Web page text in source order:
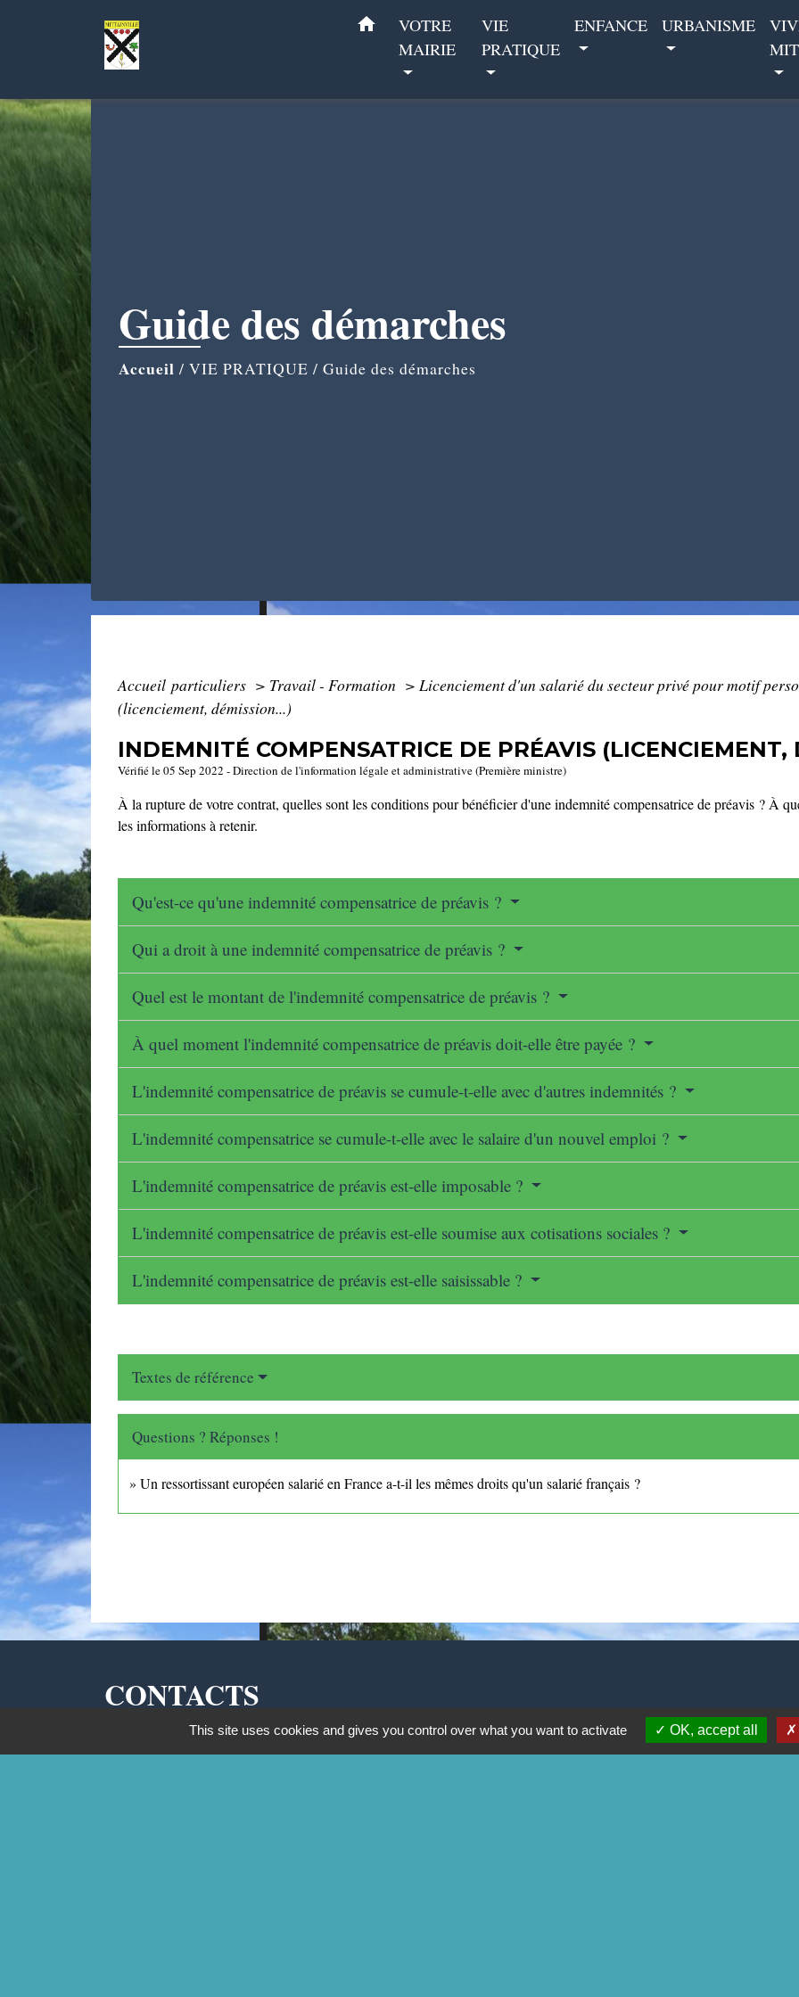
home
VOTRE
MAIRIE
VIE
PRATIQUE
ENFANCE URBANISME
Guide des démarches
Accueil / VIE PRATIQUE / Guide des démarches
Accueil particuliers > Travail - Formation > Licenciement d'un salarié du secteur privé pour motif
(licenciement, démission...)
INDEMNITÉ COMPENSATRICE DE PRÉAVIS (LICENCIEMENT,
Vérifié le 05 Sep 2022 - Direction de l'information légale et administrative (Première ministre)
À la rupture de votre contrat, quelles sont les conditions pour bénéficier d'une indemnité compensatrice de préavis ? À
les informations à retenir.
Qu'est-ce qu'une indemnité compensatrice de préavis ?
Qui a droit à une indemnité compensatrice de préavis ?
Quel est le montant de l'indemnité compensatrice de préavis ?
À quel moment l'indemnité compensatrice de préavis doit-elle être payée ?
L'indemnité compensatrice de préavis se cumule-t-elle avec d'autres indemnités ?
L'indemnité compensatrice se cumule-t-elle avec le salaire d'un nouvel emploi ?
L'indemnité compensatrice de préavis est-elle imposable ?
L'indemnité compensatrice de préavis est-elle soumise aux cotisations sociales ?
L'indemnité compensatrice de préavis est-elle saisissable ?
Textes de référence
Questions ? Réponses !
Un ressortissant européen salarié en France a-t-il les mêmes droits qu'un salarié français ?
CONTACTS
Commune de Mittainville
This site uses cookies and gives you control over what you want to activate OK, accept all